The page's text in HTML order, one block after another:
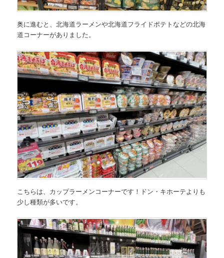
奥に進むと、北海道ラーメンや北海道フライドポテトなどの北海
道コーナーがありました。
こちらは、カップラーメンコーナーです！ドン・キホーテよりも
少し種類が多いです。